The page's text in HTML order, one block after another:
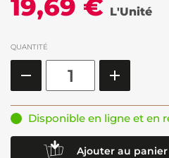
19,69 € L'Unité
QUANTITÉ
Disponible en ligne et en
Ajouter au panier